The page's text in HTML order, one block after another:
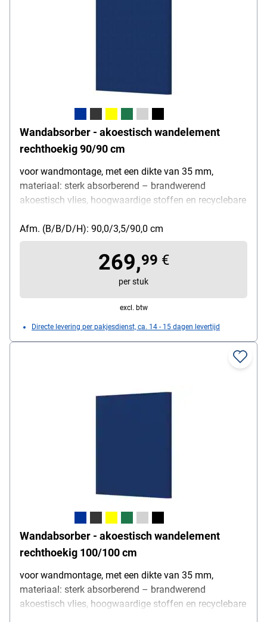
Wandabsorber - akoestisch wandelement
rechthoekig 90/90 cm
voor wandmontage, met een dikte van 35 mm,
materiaal: sterk absorberend – brandwerend
akoestisch vlies, hoogwaardige stoffen en recyclebare
Afm. (B/B/D/H): 90,0/3,5/90,0 cm
269,99 €
per stuk
excl. btw
Directe levering per pakjesdienst, ca. 14 - 15 dagen levertijd
Wandabsorber - akoestisch wandelement
rechthoekig 100/100 cm
voor wandmontage, met een dikte van 35 mm,
materiaal: sterk absorberend – brandwerend
akoestisch vlies, hoogwaardige stoffen en recyclebare